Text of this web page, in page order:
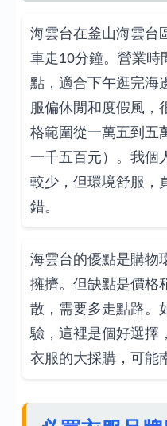
海雲台在釜山海雲台
車走10分鐘。營業時
點，適合下午逛完海
服偏休閒和度假風，
格範圍從一萬五到五
一千五百元）。我個
較少，但環境舒服，
錯。
海雲台的優點是購物
擁擠。但缺點是價格
散，需要多走點路。
驗，這裡是個好選擇
衣服的大採購，可能